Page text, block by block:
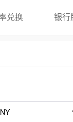
兑换 银行